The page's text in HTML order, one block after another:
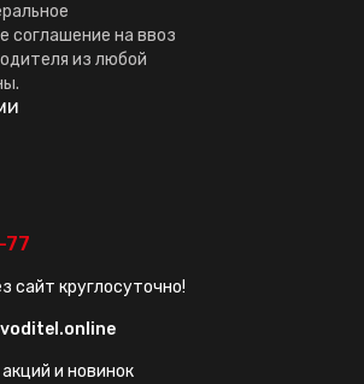
соглашение на ввоз
из любой
77
сайт круглосуточно!
и новинок